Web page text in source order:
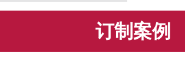
订制案例